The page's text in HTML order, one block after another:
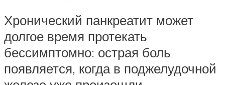
Хронический панкреатит может
долгое время протекать
бессимптомно: острая боль
появляется, когда в поджелудочной